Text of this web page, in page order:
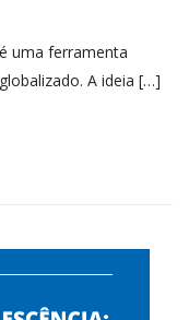
uma ferramenta
A ideia […]